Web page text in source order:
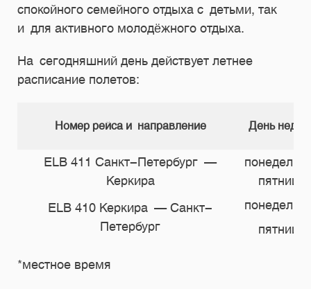
спокойного семейного отдыха с детьми, так
и для активного молодёжного отдыха.
На сегодняшний день действует летнее
расписание полетов:
Номер рейса и направление День
ELB 411 Санкт-Петербург —
Керкира
пятница
ELB 410 Керкира — Санкт-
Петербург
пятница
*местное время